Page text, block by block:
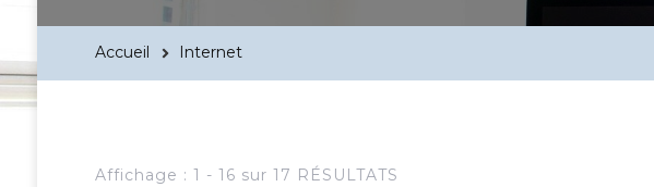
Accueil Internet
Affichage : 1 - 16 sur 17 RÉSULTATS